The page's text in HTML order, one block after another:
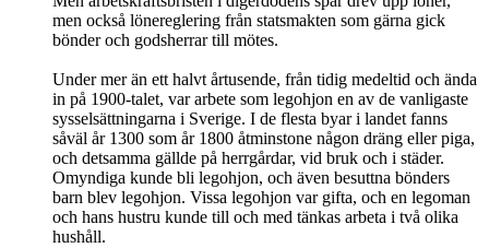
men också lönereglering från statsmakten som gärna gick
bönder och godsherrar till mötes.
Under mer än ett halvt årtusende, från tidig medeltid och ända
in på 1900-talet, var arbete som legohjon en av de vanligaste
sysselsättningarna i Sverige. I de flesta byar i landet fanns
såväl år 1300 som år 1800 åtminstone någon dräng eller piga,
och detsamma gällde på herrgårdar, vid bruk och i städer.
Omyndiga kunde bli legohjon, och även besuttna bönders
barn blev legohjon. Vissa legohjon var gifta, och en legoman
och hans hustru kunde till och med tänkas arbeta i två olika
hushåll.